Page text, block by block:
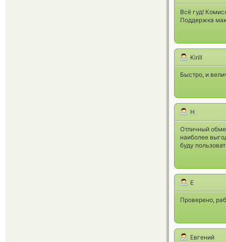
Всё гуд!
Поддержка
Kirill
Быстро, и
H
Отличный
наиболее
буду
E
Проверено,
Евгений